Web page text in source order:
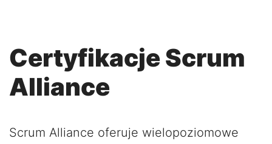
Certyfikacje Scrum
Alliance
Scrum Alliance oferuje wielopoziomowe